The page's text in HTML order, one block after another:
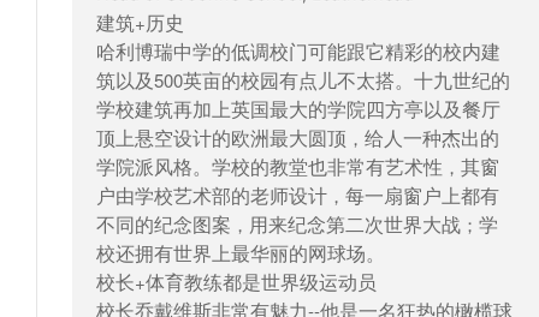
建筑+历史
哈利博瑞中学的低调校门可能跟它精彩的校内建
筑以及500英亩的校园有点儿不太搭。十九世纪的
学校建筑再加上英国最大的学院四方亭以及餐厅
顶上悬空设计的欧洲最大圆顶 ，给人一种杰出的
学院派风格。学校的教堂也非常有艺术性 ，其窗
户由学校艺术部的老师设计 ，每一扇窗户上都有
不同的纪念图案 ， 用来纪念第二次世界大战 ；学
校还拥有世界上最华丽的网球场。
校长+体育教练都是世界级运动员
校长乔戴维斯非常有魅力--他是一名狂热的橄榄球